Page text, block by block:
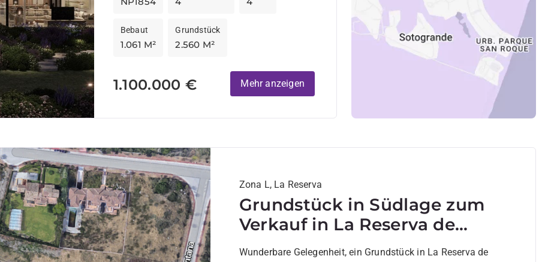
1.061 M²
Bebaut
2.560 M²
Grundstück
1.100.000 € Mehr anzeigen
Zona L, La Reserva
Grundstück in Südlage zum
Verkauf in La Reserva de
Sotogrande.
Wunderbare Gelegenheit, ein Grundstück in La Reserva de